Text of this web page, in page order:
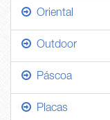
Oriental
Outdoor
Páscoa
Placas